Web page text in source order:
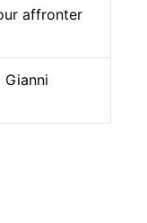
affronter
Gianni